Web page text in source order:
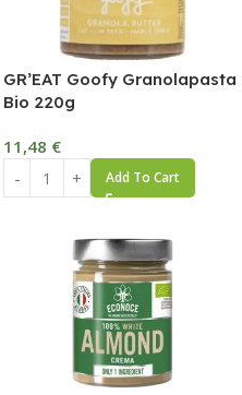
GR’EAT Goofy Granolapasta
Bio 220g
11,48 €
Add To Cart